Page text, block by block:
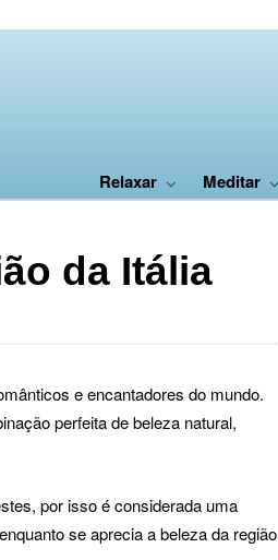
Relaxar Meditar
da Itália
e encantadores do mundo.
perfeita de beleza natural,
por isso é considerada uma
se aprecia a beleza da região